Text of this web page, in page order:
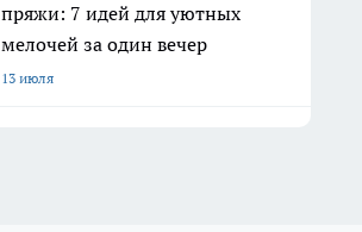
пряжи: 7 идей для уютных
мелочей за один вечер
13 июля